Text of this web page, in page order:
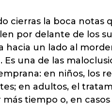
cierras la boca notas
por delante de los
hacia un lado al
Es una de las
en niños, los
en adultos, el
tiempo o, en